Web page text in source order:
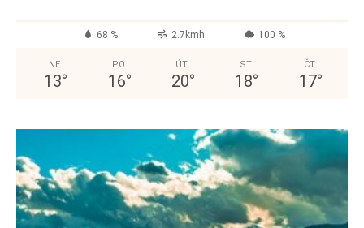
68 % 2.7kmh 100 %
NE
13°
PO
16°
ÚT
20°
ST
18°
ČT
17°